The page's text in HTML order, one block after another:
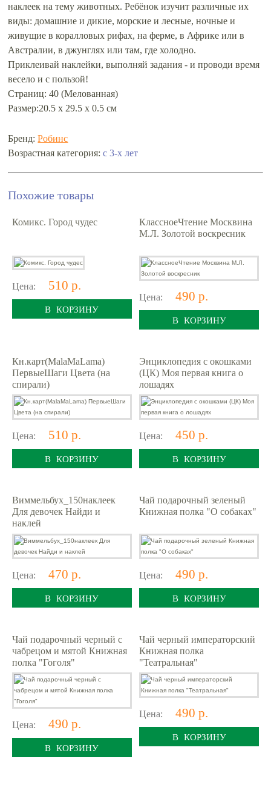
наклеек на тему животных. Ребёнок изучит различные их
виды: домашние и дикие, морские и лесные, ночные и
живущие в коралловых рифах, на ферме, в Африке или в
Австралии, в джунглях или там, где холодно.
Приклеивай наклейки, выполняй задания - и проводи время
весело и с пользой!
Страниц: 40 (Мелованная)
Размер:20.5 х 29.5 х 0.5 см
Бренд:Робинс
Возрастная категория:с 3-х лет
Похожие товары
Комикс. Город чудес
Цена: 510 р.
В КОРЗИНУ
КлассноеЧтение Москвина
М.Л. Золотой воскресник
Цена: 490 р.
В КОРЗИНУ
Кн.карт(MalaMaLama)
ПервыеШаги Цвета (на
спирали)
Цена: 510 р.
В КОРЗИНУ
Энциклопедия с окошками
(ЦК) Моя первая книга о
лошадях
Цена: 450 р.
В КОРЗИНУ
Виммельбух_150наклеек
Для девочек Найди и
наклей
Цена: 470 р.
В КОРЗИНУ
Чай подарочный зеленый
Книжная полка "О собаках"
Цена: 490 р.
В КОРЗИНУ
Чай подарочный черный с
чабрецом и мятой Книжная
полка "Гоголя"
Цена: 490 р.
В КОРЗИНУ
Чай черный императорский
Книжная полка
"Театральная"
Цена: 490 р.
В КОРЗИНУ